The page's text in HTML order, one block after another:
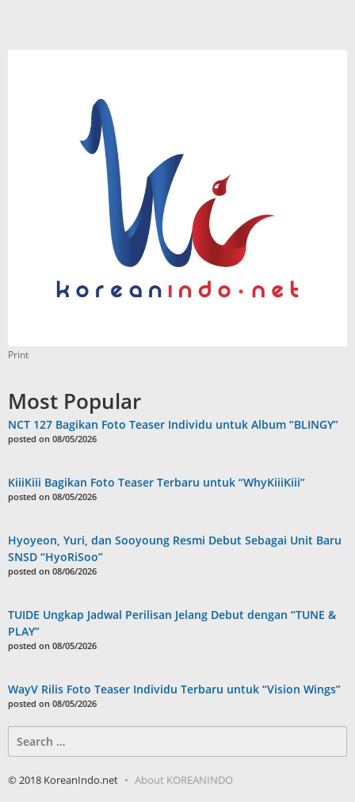
Print
Most Popular
NCT 127 Bagikan Foto Teaser Individu untuk Album “BLINGY”
posted on 08/05/2026
KiiiKiii Bagikan Foto Teaser Terbaru untuk “WhyKiiiKiii”
posted on 08/05/2026
Hyoyeon, Yuri, dan Sooyoung Resmi Debut Sebagai Unit Baru
SNSD “HyoRiSoo”
posted on 08/06/2026
TUIDE Ungkap Jadwal Perilisan Jelang Debut dengan “TUNE &
PLAY”
posted on 08/05/2026
WayV Rilis Foto Teaser Individu Terbaru untuk “Vision Wings”
posted on 08/05/2026
for:
© 2018 KoreanIndo.net About KOREANINDO